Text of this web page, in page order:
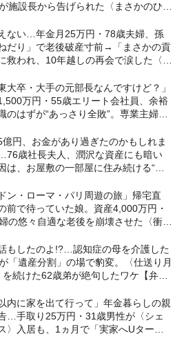
施設長から告げられた〈まさかのひと
ない…年金月25万円・78歳夫婦、孫
だり」で老後破産寸前→「まさかの貢
救われ、10年越しの再会で涙した〈孫
大卒・大手の元部長なんですけど？」
万円・55歳エリート会社員、余裕
のはずが“あっさり全敗”。専業主婦の
助言】
億円、お金があり過ぎたのかもしれま
歳社長夫人、潤沢な資産にも暗い
は、お屋敷の一部屋に住み続ける“跡
ン・ローマ・パリ周遊の旅」帰宅直
前で待っていた娘。資産4,000万円・
の悠々自適な老後を崩壊させた〈衝撃
もしたのよ!?…認知症の母を介護した
「遺産分割」の場で豹変。〈仕送り月
続けた62歳弟が絶句したワケ【弁護
内に家を出て行って」年金暮らしの親
…手取り25万円・31歳男性が〈シェ
〉入居も、1ヵ月で「実家へUター